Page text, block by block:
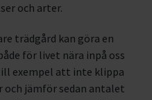
och arter.
trädgård kan göra en
för livet nära inpå oss
exempel att inte klippa
och jämför sedan antalet